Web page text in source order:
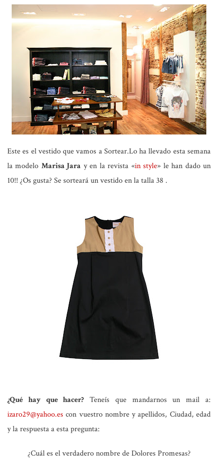
Este es el vestido que vamos a Sortear.Lo ha llevado esta semana
la modelo Marisa Jara y en la revista «in style» le han dado un
10!! ¿Os gusta? Se sorteará un vestido en la talla 38 .
¿Qué hay que hacer? Teneís que mandarnos un mail a:
izaro29@yahoo.es con vuestro nombre y apellidos, Ciudad, edad
y la respuesta a esta pregunta:
¿Cuál es el verdadero nombre de Dolores Promesas?